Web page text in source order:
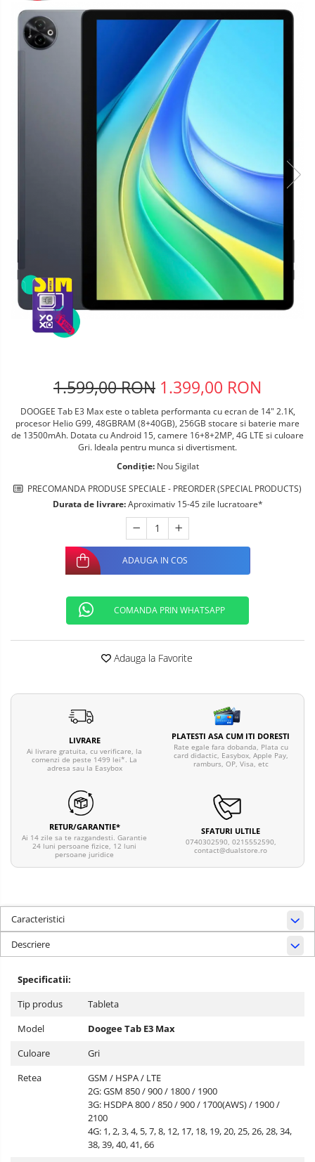
Telefoane mobile Ulefone
Telefoane mobile Unihertz
Telefoane mobile Blackview
Telefoane mobile OSCAL
Telefoane mobile Fossibot
Telefoane mobile Lagenio
Telefoane mobile Samsung
Telefoane mobile HUAWEI
Telefoane mobile iHunt
Telefoane mobile Xiaomi
Telefoane mobile AGM
Telefoane mobile Realme
Telefoane mobile ZTE Nubia
Telefoane mobile ALTE BRANDURI
1.599,00 RON 1.399,00 RON
DOOGEE Tab E3 Max este o tableta performanta cu ecran de 14" 2.1K,
procesor Helio G99, 48GBRAM (8+40GB), 256GB stocare si baterie mare
de 13500mAh. Dotata cu Android 15, camere 16+8+2MP, 4G LTE si culoare
Gri. Ideala pentru munca si divertisment.
Condiție: Nou Sigilat
PRECOMANDA PRODUSE SPECIALE - PREORDER (SPECIAL PRODUCTS)
Durata de livrare:Aproximativ 15-45 zile lucratoare*
ADAUGA IN COS
COMANDA PRIN WHATSAPP
Adauga la Favorite
LIVRARE
Ai livrare gratuita, cu verificare, la
comenzi de peste 1499 lei*. La
adresa sau la Easybox
PLATESTI ASA CUM ITI DORESTI
Rate egale fara dobanda, Plata cu
card didactic, Easybox, Apple Pay,
ramburs, OP, Visa, etc
RETUR/GARANTIE*
Ai 14 zile sa te razgandesti. Garantie
24 luni persoane fizice, 12 luni
persoane juridice
SFATURI ULTILE
0740302590, 0215552590,
contact@dualstore.ro
Caracteristici
Descriere
Specificatii:
Tip produs
Tableta
Model
Doogee Tab E3 Max
Culoare
Gri
Retea
GSM / HSPA / LTE
2G: GSM 850 / 900 / 1800 / 1900
3G: HSDPA 800 / 850 / 900 / 1700(AWS) / 1900 /
2100
4G: 1, 2, 3, 4, 5, 7, 8, 12, 17, 18, 19, 20, 25, 26, 28, 34,
38, 39, 40, 41, 66